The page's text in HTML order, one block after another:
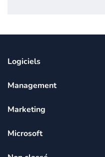
Logiciels
Management
Marketing
Microsoft